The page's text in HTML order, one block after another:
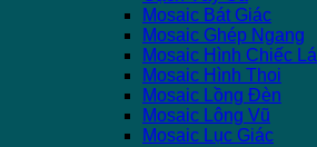
Mosaic Bát Giác
Mosaic Ghép Ngang
Mosaic Hình Chiếc Lá
Mosaic Hình Thoi
Mosaic Lồng Đèn
Mosaic Lông Vũ
Mosaic Lục Giác